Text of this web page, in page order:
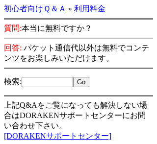
初心者向けＱ＆Ａ » 利用料金
質問:本当に無料ですか？
回答: パケット通信代以外は無料でコンテ
ンツをお楽しみいただけます。
検索:
上記Q&Aをご覧になっても解決しない場
合はDORAKENサポートセンターにお問
い合わせ下さい。
[DORAKENサポートセンター]